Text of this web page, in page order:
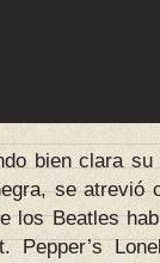
bien clara su
se atrevió
los Beatles
Pepper’s